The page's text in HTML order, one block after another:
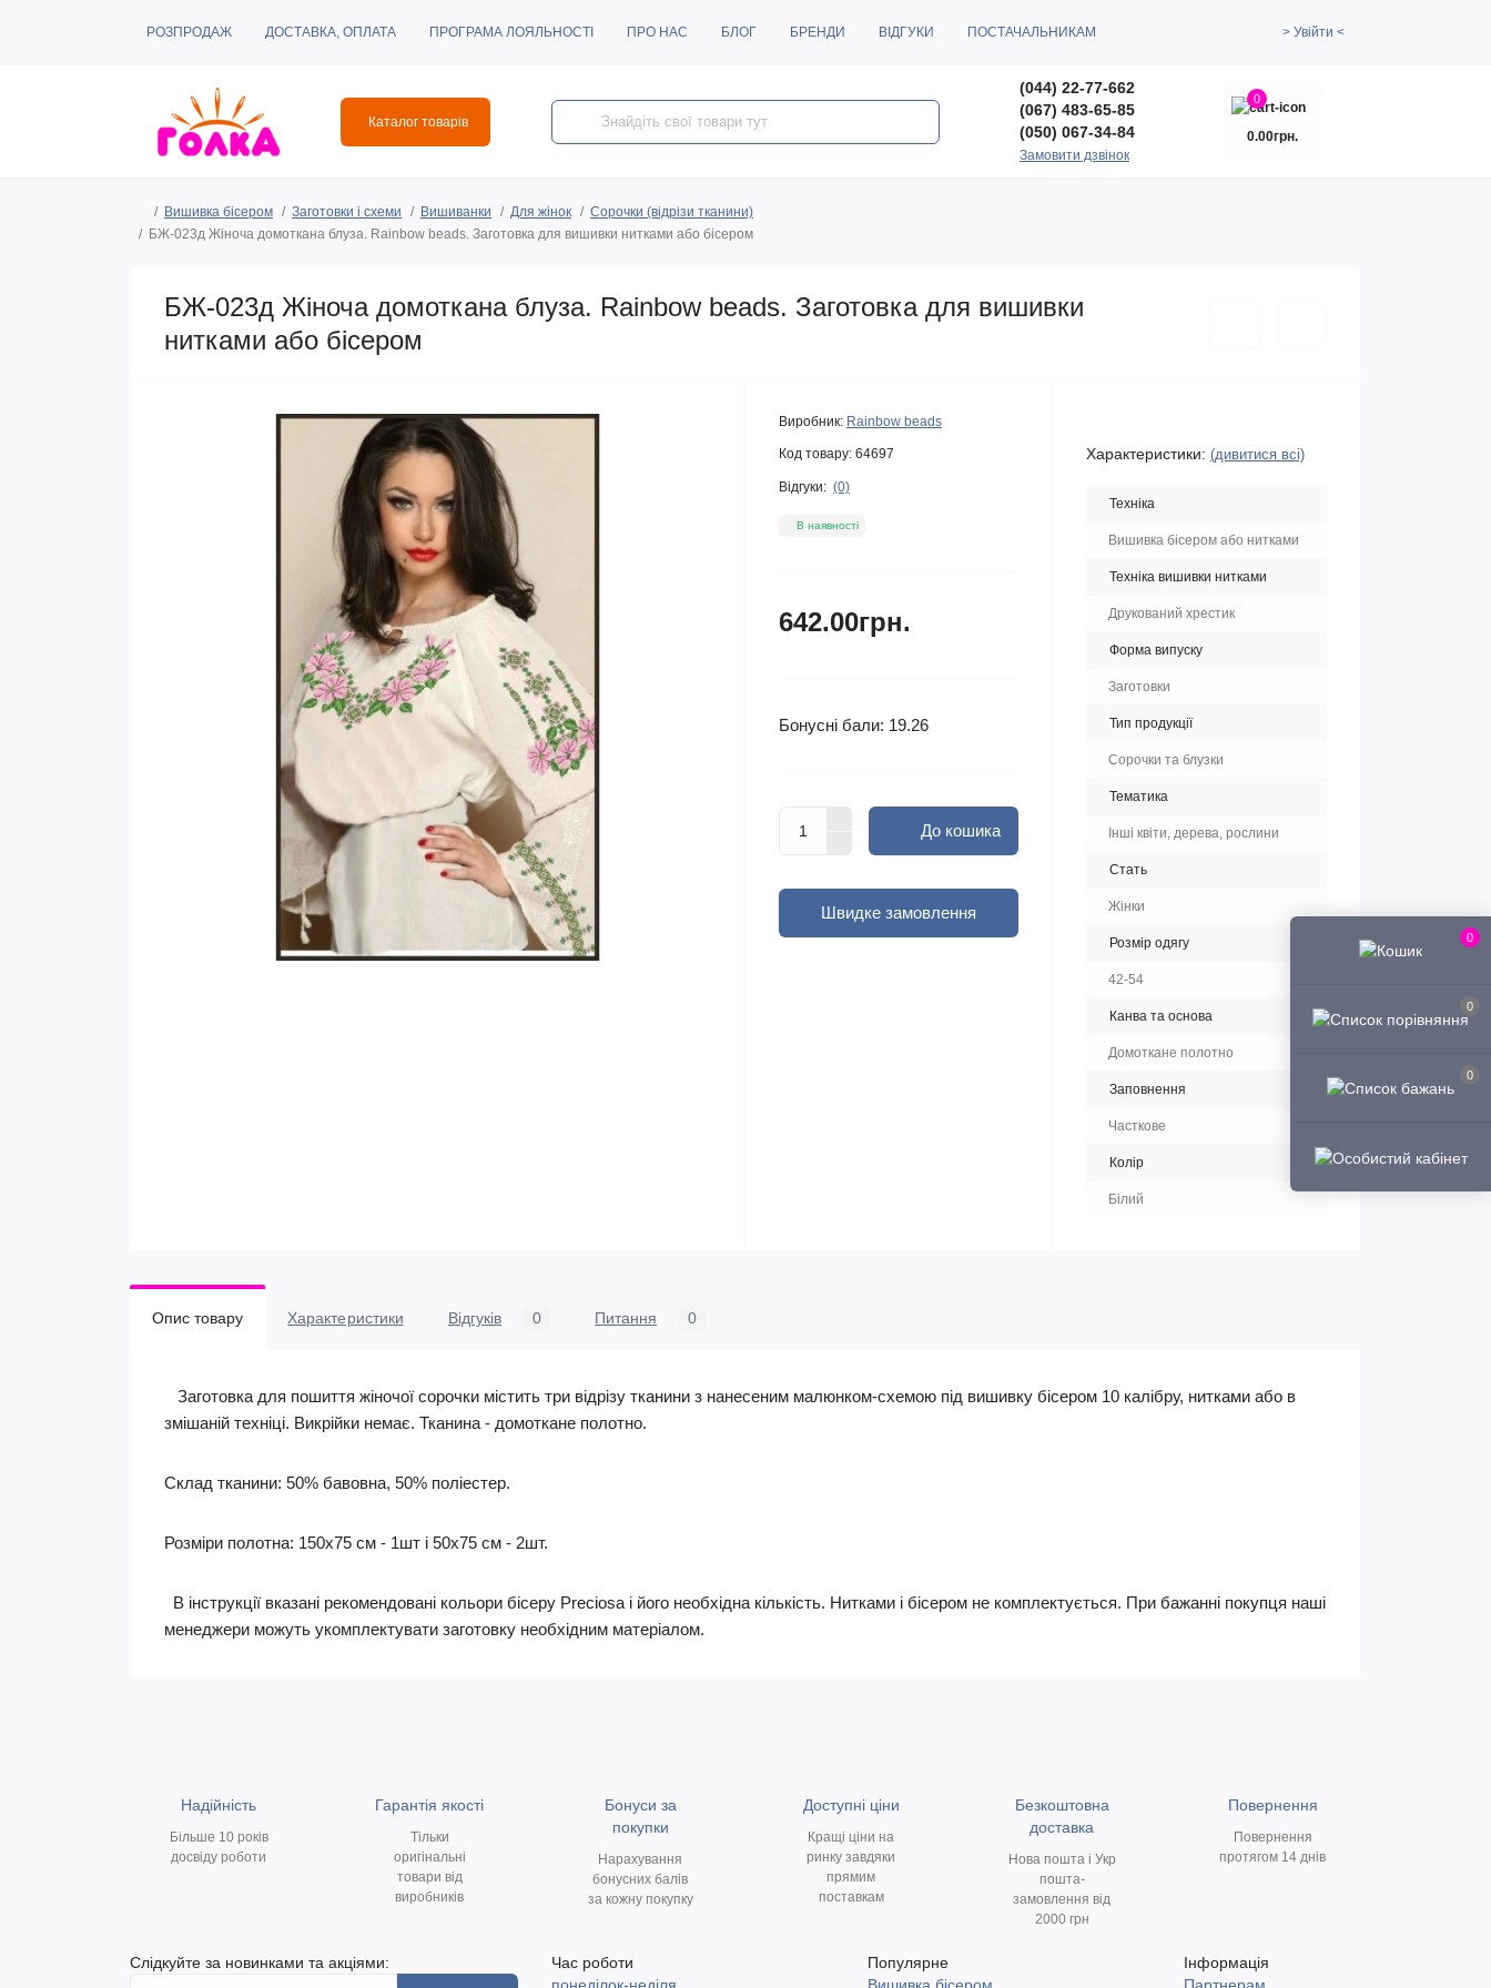
0
0
0
РОЗПРОДАЖ ДОСТАВКА, ОПЛАТА ПРОГРАМА ЛОЯЛЬНОСТІ ПРО НАС БЛОГ БРЕНДИ ВІДГУКИ ПОСТАЧАЛЬНИКАМ > Увійти <
Каталог товарів
(044) 22-77-662
(067) 483-65-85
(050) 067-34-84
Замовити дзвінок
0
0.00грн.
Вишивка бісером Заготовки і схеми Вишиванки Для жінок
Сорочки (відрізи тканини)
БЖ-023д Жіноча домоткана блуза. Rainbow beads. Заготовка для вишивки нитками або бісером
БЖ-023д Жіноча домоткана блуза. Rainbow beads. Заготовка для вишивки
нитками або бісером
Виробник: Rainbow beads
Код товару: 64697
Відгуки: (0)
В наявності
642.00грн.
Бонусні бали: 19.26
До кошика
Швидке замовлення
Характеристики: (дивитися всі)
Техніка
Вишивка бісером або нитками
Техніка вишивки нитками
Друкований хрестик
Форма випуску
Заготовки
Тип продукції
Сорочки та блузки
Тематика
Інші квіти, дерева, рослини
Стать
Жінки
Розмір одягу
42-54
Канва та основа
Домоткане полотно
Заповнення
Часткове
Колір
Білий
Опис товару Характеристики Відгуків 0 Питання 0
Заготовка для пошиття жіночої сорочки містить три відрізу тканини з нанесеним малюнком-схемою під вишивку бісером 10 калібру, нитками або в
змішаній техніці. Викрійки немає. Тканина - домоткане полотно.
Склад тканини: 50% бавовна, 50% поліестер.
Розміри полотна: 150х75 см - 1шт і 50х75 см - 2шт.
В інструкції вказані рекомендовані кольори бісеру Preciosa і його необхідна кількість. Нитками і бісером не комплектується. При бажанні покупця наші
менеджери можуть укомплектувати заготовку необхідним матеріалом.
Надійність
Більше 10 років
досвіду роботи
Гарантія якості
Тільки
оригінальні
товари від
виробників
Бонуси за
покупки
Нарахування
бонусних балів
за кожну покупку
Доступні ціни
Кращі ціни на
ринку завдяки
прямим
поставкам
Безкоштовна
доставка
Нова пошта і Укр
пошта-
замовлення від
2000 грн
Повернення
Повернення
протягом 14 днів
Слідкуйте за новинками та акціями:
Час роботи
Популярне
Інформація